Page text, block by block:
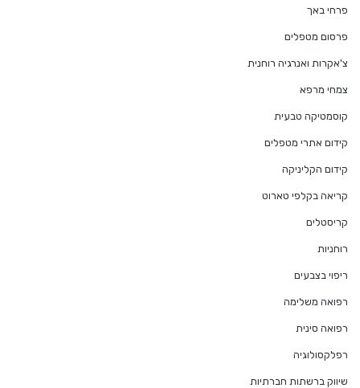
פרחי באך
פרסום מטפלים
צ'אקרות ואנרגיה רוחנית
צמחי מרפא
קוסמטיקה טבעית
קידום אתרי מטפלים
קידום הקליניקה
קריאה בקלפי טארוט
קריסטלים
רוחניות
ריפוי בצבעים
רפואה משלימה
רפואה סינית
רפלקסולוגיה
שיווק ברשתות חברתיות